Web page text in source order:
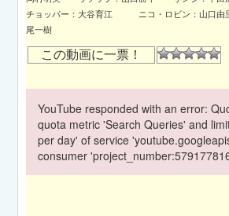
チョッパー：大谷育江 ニコ・ロビン：山口
尾一樹
この動画に一票！
YouTube responded with an error:
quota metric 'Search Queries' and
per day' of service
consumer